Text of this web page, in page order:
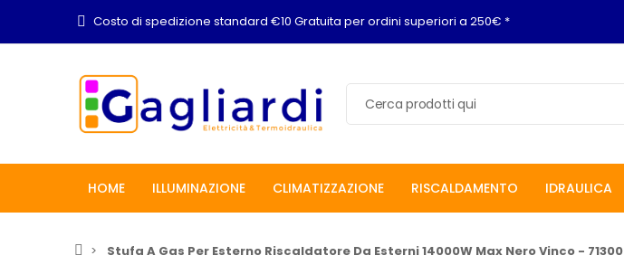
Costo di spedizione standard €10 Gratuita per ordini superiori a 250€ *
HOME ILLUMINAZIONE CLIMATIZZAZIONE RISCALDAMENTO IDRAULICA
Stufa A Gas Per Esterno Riscaldatore Da Esterni 14000W Max Nero Vinco - 71300